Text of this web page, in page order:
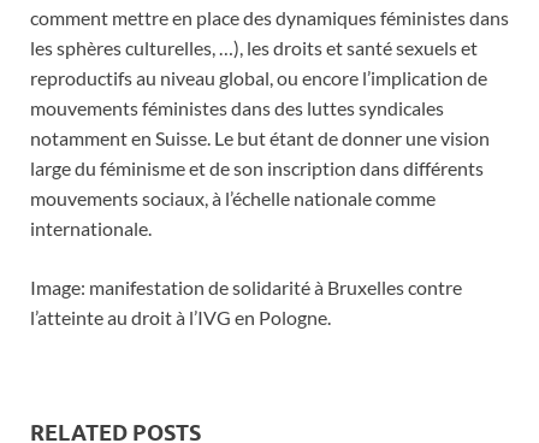
comment mettre en place des dynamiques féministes dans
les sphères culturelles, …), les droits et santé sexuels et
reproductifs au niveau global, ou encore l’implication de
mouvements féministes dans des luttes syndicales
notamment en Suisse. Le but étant de donner une vision
large du féminisme et de son inscription dans différents
mouvements sociaux, à l’échelle nationale comme
internationale.
Image: manifestation de solidarité à Bruxelles contre
l’atteinte au droit à l’IVG en Pologne.
RELATED POSTS